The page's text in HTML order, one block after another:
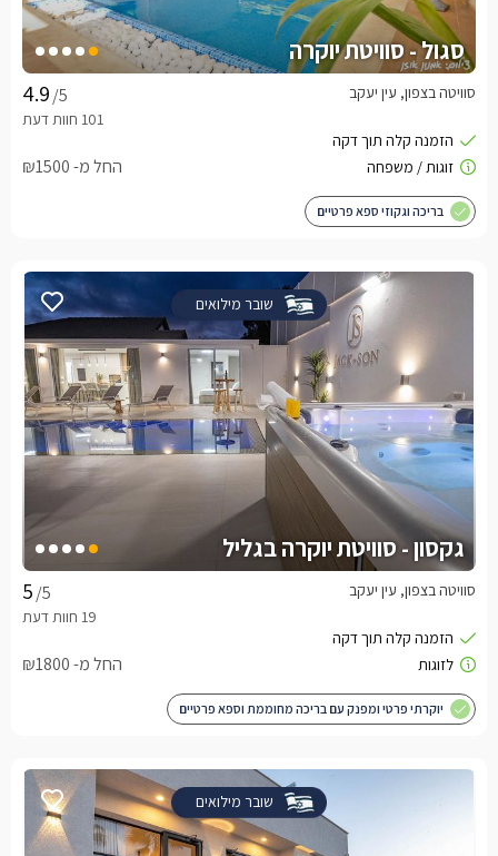
סגול - סוויטת יוקרה
/5 סוויטה בצפון, עין יעקב
החל מ- ₪1500
בריכה וגקוזי ספא פרטיים
שובר מילואים
גקסון - סוויטת יוקרה בגליל
/5 סוויטה בצפון, עין יעקב
החל מ- ₪1800
יוקרתי פרטי ומפנק עם בריכה מחוממת וספא פרטיים
שובר מילואים